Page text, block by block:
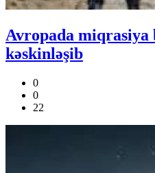
Avropada miqrasiya
kəskinləşib
0
0
22